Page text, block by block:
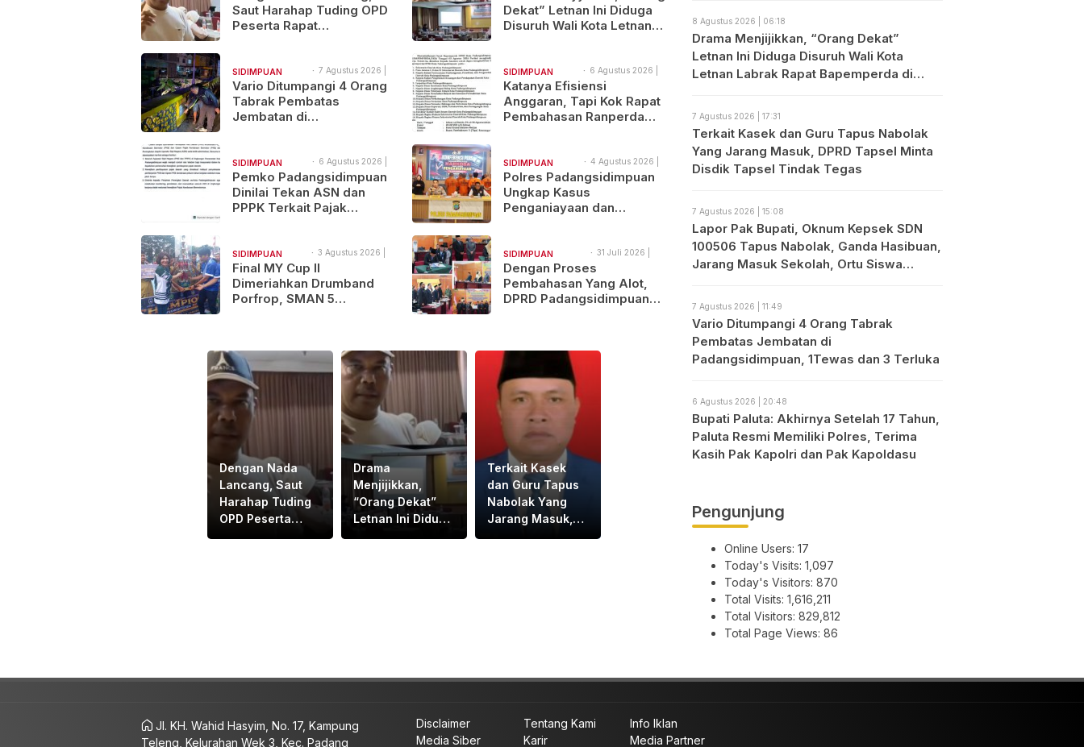
Saut Harahap Tuding OPD
Peserta Rapat
Dekat” Letnan Ini Diduga
Disuruh Wali Kota Letnan
SIDIMPUAN
NAJEGES
7 Agustus 2026 |
11:49
Vario Ditumpangi 4 Orang
Tabrak Pembatas
Jembatan di
SIDIMPUAN
NAJEGES
6 Agustus 2026 |
19:57
Katanya Efisiensi
Anggaran, Tapi Kok Rapat
Pembahasan Ranperda
SIDIMPUAN
NAJEGES
6 Agustus 2026 |
14:21
Pemko Padangsidimpuan
Dinilai Tekan ASN dan
PPPK Terkait Pajak
SIDIMPUAN
NAJEGES
4 Agustus 2026 |
11:38
Polres Padangsidimpuan
Ungkap Kasus
Penganiayaan dan
SIDIMPUAN
NAJEGES
3 Agustus 2026 |
10:46
Final MY Cup II
Dimeriahkan Drumband
Porfrop, SMAN 5
SIDIMPUAN
NAJEGES
31 Juli 2026 |
17:17
Dengan Proses
Pembahasan Yang Alot,
DPRD Padangsidimpuan
Dengan Nada
Lancang, Saut
Harahap Tuding
OPD Peserta
Drama
Menjijikkan,
“Orang Dekat”
Letnan Ini Diduga
Terkait Kasek
dan Guru Tapus
Nabolak Yang
Jarang Masuk,
8 Agustus 2026 | 06:18
Drama Menjijikkan, “Orang Dekat”
Letnan Ini Diduga Disuruh Wali Kota
Letnan Labrak Rapat Bapemperda di
7 Agustus 2026 | 17:31
Terkait Kasek dan Guru Tapus Nabolak
Yang Jarang Masuk, DPRD Tapsel Minta
Disdik Tapsel Tindak Tegas
7 Agustus 2026 | 15:08
Lapor Pak Bupati, Oknum Kepsek SDN
100506 Tapus Nabolak, Ganda Hasibuan,
Jarang Masuk Sekolah, Ortu Siswa
7 Agustus 2026 | 11:49
Vario Ditumpangi 4 Orang Tabrak
Pembatas Jembatan di
Padangsidimpuan, 1Tewas dan 3 Terluka
6 Agustus 2026 | 20:48
Bupati Paluta: Akhirnya Setelah 17 Tahun,
Paluta Resmi Memiliki Polres, Terima
Kasih Pak Kapolri dan Pak Kapoldasu
Pengunjung
Online Users: 17
Today's Visits: 1,097
Today's Visitors: 870
Total Visits: 1,616,211
Total Visitors: 829,812
Total Page Views: 86
Jl. KH. Wahid Hasyim, No. 17, Kampung
Teleng, Kelurahan Wek 3, Kec. Padang
Disclaimer Tentang Kami
Info Iklan
Media Siber
Karir Media Partner